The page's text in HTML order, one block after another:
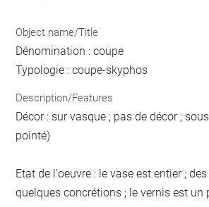
Object name/Title
Dénomination : coupe
Typologie : coupe-skyphos
Description/Features
Décor : sur vasque ; pas de décor ;
pointé)
Etat de l'oeuvre : le vase est entier ;
quelques concrétions ; le vernis est un